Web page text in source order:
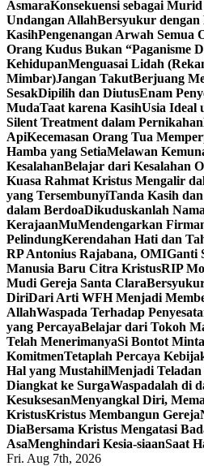
AsmaraKonsekuensi sebagai
Undangan AllahBersyukur dengan
KasihPengenangan Arwah Semua
Orang Kudus Bukan “Paganisme
KehidupanMenguasai Lidah
Mimbar)Jangan TakutBerjuang
SesakDipilih dan DiutusEnam
MudaTaat karena KasihUsia Ideal
Silent Treatment dalam Pernikahan
ApiKecemasan Orang Tua
Hamba yang SetiaMelawan
KesalahanBelajar dari Kesalahan
Kuasa Rahmat Kristus Mengalir
yang TersembunyiTanda Kasih
dalam BerdoaDikuduskanlah
KerajaanMuMendengarkan
PelindungKerendahan Hati dan
RP Antonius Rajabana, OMIGanti
Manusia Baru Citra KristusRIP
Mudi Gereja Santa Clara
DiriDari Arti WFH Menjadi
AllahWaspada Terhadap
yang PercayaBelajar dari Tokoh
Telah MenerimanyaSi Bontot
KomitmenTetaplah Percaya
Hal yang MustahilMenjadi Teladan
Diangkat ke SurgaWaspadalah di
KesuksesanMenyangkal Diri,
KristusKristus Membangun
DiaBersama Kristus Mengatasi
AsaMenghindari Kesia-siaanSaat
Fri. Aug 7th, 2026